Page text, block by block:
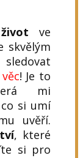
ve
skvělým
! Je to
mi
si umí
uvěří.
, které
si pro